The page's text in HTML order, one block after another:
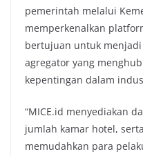
pemerintah melalui
memperkenalkan
bertujuan untuk
agregator yang
kepentingan dalam
“MICE.id menyediakan
jumlah kamar hotel,
memudahkan para